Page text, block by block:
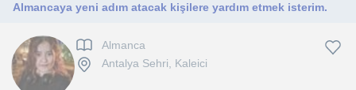
Almancaya yeni adım atacak kişilere yardım etmek isterim.
Almanca
Antalya Sehri, Kaleici